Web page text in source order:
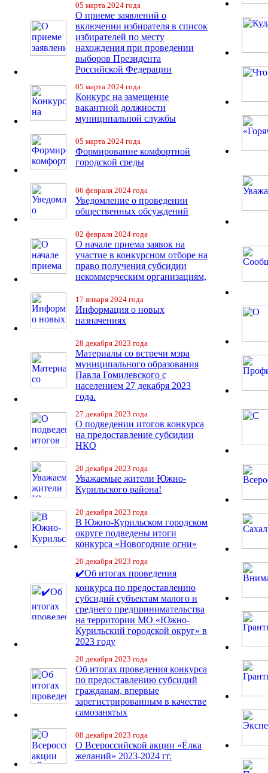
05 марта 2024 года
О приеме заявлений о
включении избирателя в список
избирателей по месту
нахождения при проведении
выборов Президента
Российской Федерации
05 марта 2024 года
Конкурс на замещение
вакантной должности
муниципальной службы
05 марта 2024 года
Формирование комфортной
городской среды
06 февраля 2024 года
Уведомление о проведении
общественных обсуждений
02 февраля 2024 года
О начале приема заявок на
участие в конкурсном отборе на
право получения субсидии
некоммерческим организациям,
17 января 2024 года
Информация о новых
назначениях
28 декабря 2023 года
Материалы со встречи мэра
муниципального образования
Павла Гомилевского с
населением 27 декабря 2023
года.
27 декабря 2023 года
О подведении итогов конкурса
на предоставление субсидии
НКО
20 декабря 2023 года
Уважаемые жители Южно-
Курильского района!
20 декабря 2023 года
В Южно-Курильском городском
округе подведены итоги
конкурса «Новогодние огни»
20 декабря 2023 года
✔️Об итогах проведения
конкурса по предоставлению
субсидий субъектам малого и
среднего предпринимательства
на территории МО «Южно-
Курильский городской округ» в
2023 году
20 декабря 2023 года
Об итогах проведения конкурса
по предоставлению субсидий
гражданам, впервые
зарегистрированным в качестве
самозанятых
08 декабря 2023 года
О Всероссийской акции «Ёлка
желаний» 2023-2024 гг.